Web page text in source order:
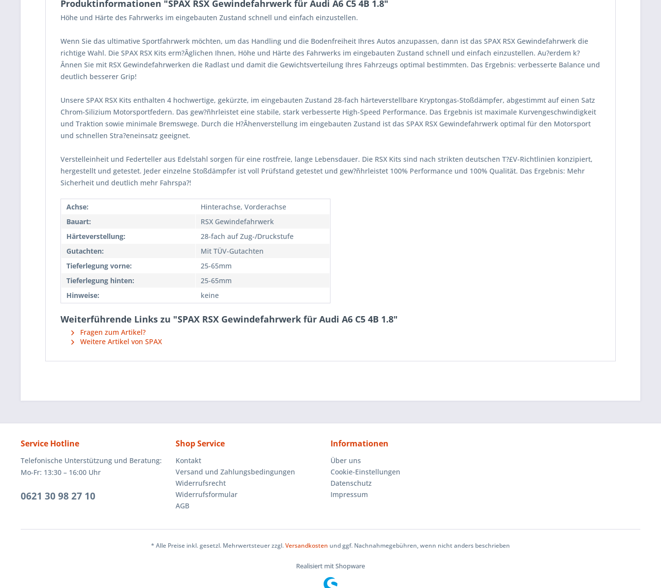
Produktinformationen "SPAX RSX Gewindefahrwerk für Audi A6 C5 4B 1.8"
Höhe und Härte des Fahrwerks im eingebauten Zustand schnell und einfach einzustellen.
Wenn Sie das ultimative Sportfahrwerk möchten, um das Handling und die Bodenfreiheit Ihres Autos anzupassen, dann ist das SPAX RSX Gewindefahrwerk die
richtige Wahl. Die SPAX RSX Kits erm?Âglichen Ihnen, Höhe und Härte des Fahrwerks im eingebauten Zustand schnell und einfach einzustellen. Au?erdem k?
Ânnen Sie mit RSX Gewindefahrwerken die Radlast und damit die Gewichtsverteilung Ihres Fahrzeugs optimal bestimmten. Das Ergebnis: verbesserte Balance und
deutlich besserer Grip!
Unsere SPAX RSX Kits enthalten 4 hochwertige, gekürzte, im eingebauten Zustand 28-fach härteverstellbare Kryptongas-Stoßdämpfer, abgestimmt auf einen Satz
Chrom-Silizium Motorsportfedern. Das gew?ñhrleistet eine stabile, stark verbesserte High-Speed Performance. Das Ergebnis ist maximale Kurvengeschwindigkeit
und Traktion sowie minimale Bremswege. Durch die H?Âhenverstellung im eingebauten Zustand ist das SPAX RSX Gewindefahrwerk optimal für den Motorsport
und schnellen Stra?eneinsatz geeignet.
Verstelleinheit und Federteller aus Edelstahl sorgen für eine rostfreie, lange Lebensdauer. Die RSX Kits sind nach strikten deutschen T?£V-Richtlinien konzipiert,
hergestellt und getestet. Jeder einzelne Stoßdämpfer ist voll Prüfstand getestet und gew?ñhrleistet 100% Performance und 100% Qualität. Das Ergebnis: Mehr
Sicherheit und deutlich mehr Fahrspa?!
Achse:
Hinterachse, Vorderachse
Bauart:
RSX Gewindefahrwerk
Härteverstellung:
28-fach auf Zug-/Druckstufe
Gutachten:
Mit TÜV-Gutachten
Tieferlegung vorne:
25-65mm
Tieferlegung hinten:
25-65mm
Hinweise:
keine
Weiterführende Links zu "SPAX RSX Gewindefahrwerk für Audi A6 C5 4B 1.8"
Fragen zum Artikel?
Weitere Artikel von SPAX
Service Hotline
Telefonische Unterstützung und Beratung:
Mo-Fr: 13:30 – 16:00 Uhr
0621 30 98 27 10
Shop Service
Kontakt
Versand und Zahlungsbedingungen
Widerrufsrecht
Widerrufsformular
AGB
Informationen
Über uns
Cookie-Einstellungen
Datenschutz
Impressum
* Alle Preise inkl. gesetzl. Mehrwertsteuer zzgl.Versandkosten und ggf. Nachnahmegebühren, wenn nicht anders beschrieben
Realisiert mit Shopware